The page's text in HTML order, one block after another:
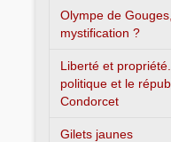
Olympe de
mystification ?
Liberté et
politique et le
Condorcet
Gilets jaunes